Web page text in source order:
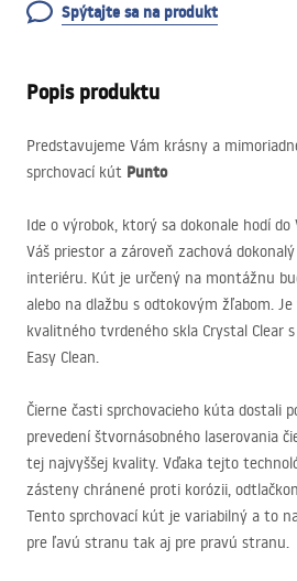
Spýtajte sa na produkt
Popis produktu
Predstavujeme Vám krásny a
sprchovací kút Punto
Ide o výrobok, ktorý sa dokonale hodí do
Váš priestor a zároveň zachová
interiéru. Kút je určený na montážnu
alebo na dlažbu s odtokovým žľabom.
kvalitného tvrdeného skla Crystal Clear
Easy Clean.
Čierne časti sprchovacieho kúta dostali
prevedení štvornásobného laserovania
tej najvyššej kvality. Vďaka tejto
zásteny chránené proti korózii,
Tento sprchovací kút je variabilný a to
pre ľavú stranu tak aj pre pravú stranu.